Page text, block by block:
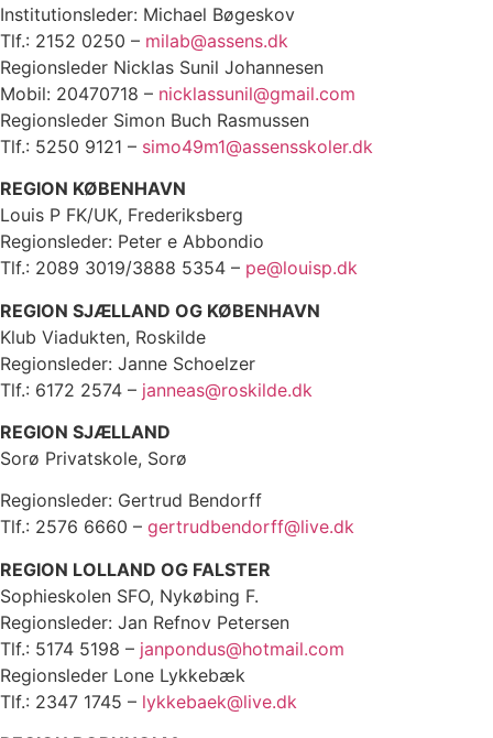
Institutionsleder: Michael Bøgeskov
Tlf.: 2152 0250 – milab@assens.dk
Regionsleder Nicklas Sunil Johannesen
Mobil: 20470718 – nicklassunil@gmail.com
Regionsleder Simon Buch Rasmussen
Tlf.: 5250 9121 – simo49m1@assensskoler.dk
REGION KØBENHAVN
Louis P FK/UK, Frederiksberg
Regionsleder: Peter e Abbondio
Tlf.: 2089 3019/3888 5354 – pe@louisp.dk
REGION SJÆLLAND OG KØBENHAVN
Klub Viadukten, Roskilde
Regionsleder: Janne Schoelzer
Tlf.: 6172 2574 – janneas@roskilde.dk
REGION SJÆLLAND
Sorø Privatskole, Sorø
Regionsleder: Gertrud Bendorff
Tlf.: 2576 6660 – gertrudbendorff@live.dk
REGION LOLLAND OG FALSTER
Sophieskolen SFO, Nykøbing F.
Regionsleder: Jan Refnov Petersen
Tlf.: 5174 5198 – janpondus@hotmail.com
Regionsleder Lone Lykkebæk
Tlf.: 2347 1745 – lykkebaek@live.dk